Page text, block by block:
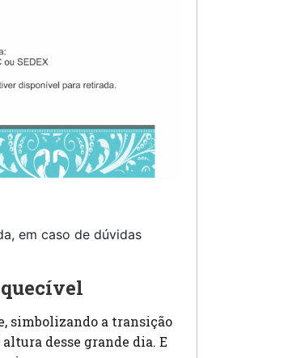
em caso de dúvidas
simbolizando a transição
altura desse grande dia. E